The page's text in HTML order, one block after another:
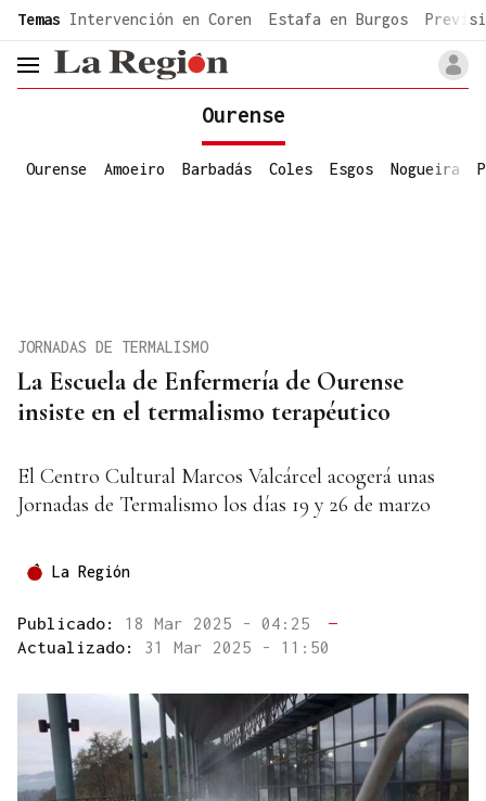
common.go-to-content
Temas Intervención en Coren Estafa en Burgos
header.menu.open
Ourense
Ourense Amoeiro Barbadás Coles Esgos Nogueira
La Escuela de Enfermería de Ourense
insiste en el termalismo terapéutico
JORNADAS DE TERMALISMO
El Centro Cultural Marcos Valcárcel acogerá unas
Jornadas de Termalismo los días 19 y 26 de marzo
La Región
Publicado: 18 Mar 2025 - 04:25
—
Actualizado: 31 Mar 2025 - 11:50